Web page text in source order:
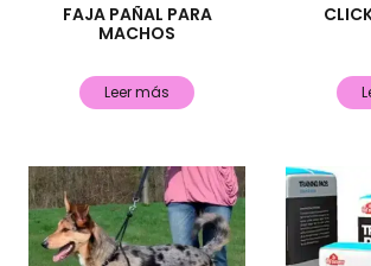
FAJA PAÑAL PARA
MACHOS
Leer más